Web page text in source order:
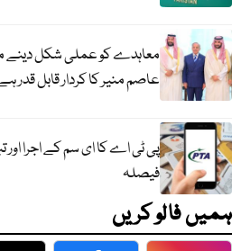
معاہدے کو عملی شکل دینے
عاصم منیر کا کردار قابل قدر
پی ٹی اے کا ای سم کے اجرا
فیصلہ
ہمیں فالو کریں